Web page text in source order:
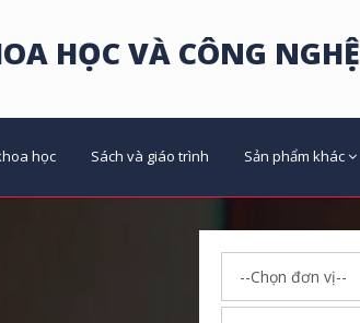
HỌC VÀ CÔNG NGHỆ
học Sách và giáo trình Sản phẩm khác